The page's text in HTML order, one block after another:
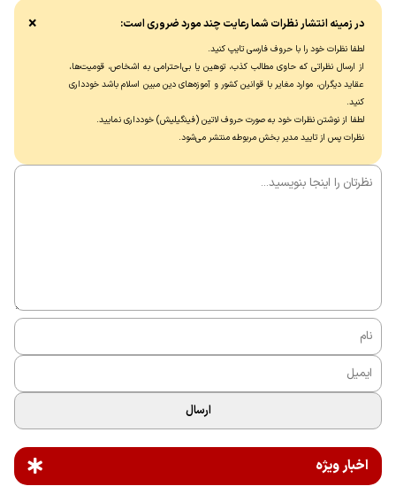
در زمینه انتشار نظرات شما رعایت چند مورد ضروری است:
لطفا نظرات خود را با حروف فارسی تایپ کنید.
از ارسال نظراتی که حاوی مطالب کذب، توهین یا بی‌احترامی به اشخاص، قومیت‌ها،
عقاید دیگران، موارد مغایر با قوانین کشور و آموزه‌های دین مبین اسلام باشد خودداری
کنید.
لطفا از نوشتن نظرات خود به صورت حروف لاتین (فینگیلیش) خودداری نماييد.
نظرات پس از تایید مدیر بخش مربوطه منتشر می‌شود.
×
ارسال
اخبار ویژه